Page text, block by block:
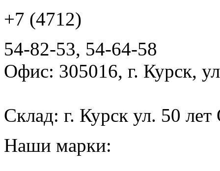
+7 (4712)
54-82-53, 54-64-58
Офис: 305016, г. Курск,
Склад: г. Курск ул. 50 лет
Наши марки: